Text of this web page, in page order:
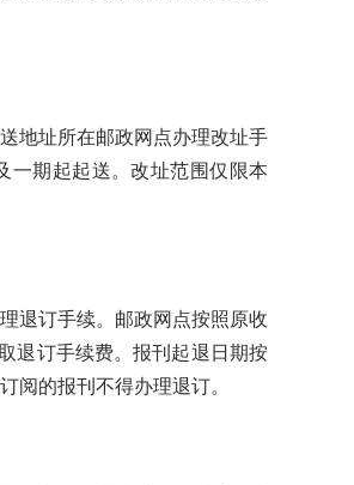
地址所在邮政网点办理改址手
一期起起送。改址范围仅限本
退订手续。邮政网点按照原收
退订手续费。报刊起退日期按
阅的报刊不得办理退订。